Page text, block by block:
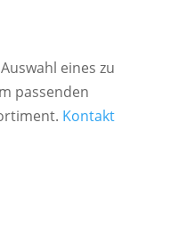
eines zu
passenden
Kontakt